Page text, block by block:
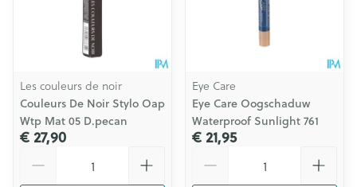
Les couleurs de noir
Couleurs De Noir Stylo Oap
Wtp Mat 05 D.pecan
€ 27,90
Eye Care
Eye Care Oogschaduw
Waterproof Sunlight 761
€ 21,95